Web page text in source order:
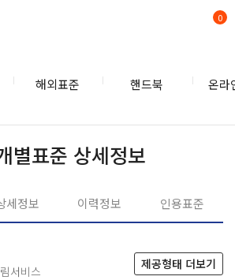
해외표준 핸드북 온라
0
별표준 상세정보
세정보 이력정보 인용표준
서비스
제공형태 더보기